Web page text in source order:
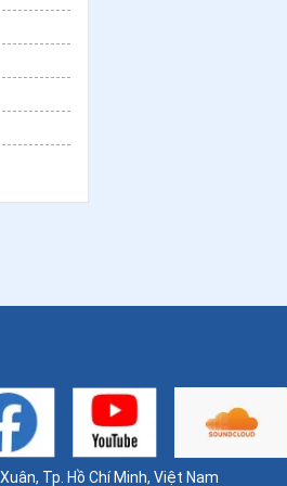
ê
46
Ngày 04/5 -
Bít-se-ri
Tp. Hồ Chí Minh, Việt Nam